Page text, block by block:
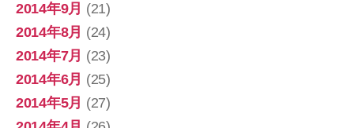
2014年9月 (21)
2014年8月 (24)
2014年7月 (23)
2014年6月 (25)
2014年5月 (27)